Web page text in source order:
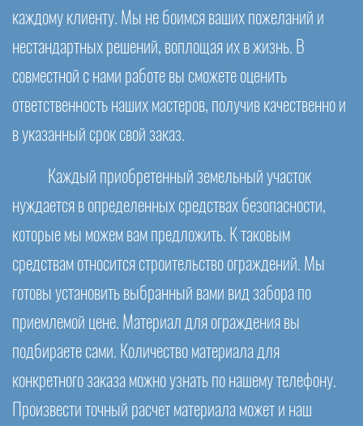
каждому клиенту. Мы не боимся ваших пожеланий и
нестандартных решений, воплощая их в жизнь. В
совместной с нами работе вы сможете оценить
ответственность наших мастеров, получив качественно и
в указанный срок свой заказ.
Каждый приобретенный земельный участок
нуждается в определенных средствах безопасности,
которые мы можем вам предложить. К таковым
средствам относится строительство ограждений. Мы
готовы установить выбранный вами вид забора по
приемлемой цене. Материал для ограждения вы
подбираете сами. Количество материала для
конкретного заказа можно узнать по нашему телефону.
Произвести точный расчет материала может и наш